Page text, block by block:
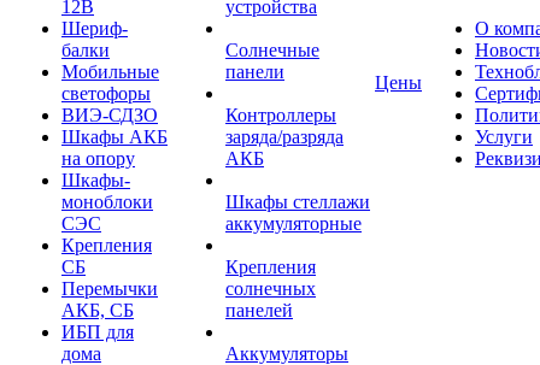
12В
Шериф-
балки
Мобильные
светофоры
ВИЭ-СДЗО
Шкафы АКБ
на опору
Шкафы-
моноблоки
СЭС
Крепления
СБ
Перемычки
АКБ, СБ
ИБП для
дома
устройства
Солнечные
панели
Контроллеры
заряда/разряда
АКБ
Шкафы стеллажи
аккумуляторные
Крепления
солнечных
панелей
Аккумуляторы
Цены
О
Услуги